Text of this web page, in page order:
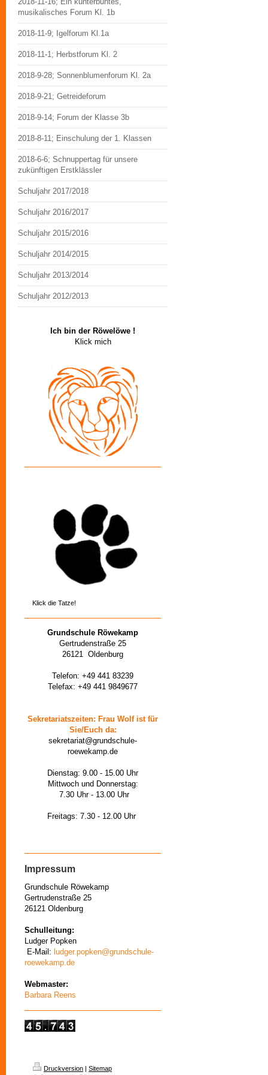
musikalisches Forum Kl. 1b
2018-11-9; Igelforum Kl.1a
2018-11-1; Herbstforum Kl. 2
2018-9-28; Sonnenblumenforum Kl. 2a
2018-9-21; Getreideforum
2018-9-14; Forum der Klasse 3b
2018-8-11; Einschulung der 1. Klassen
2018-6-6; Schnuppertag für unsere
zukünftigen Erstklässler
Schuljahr 2017/2018
Schuljahr 2016/2017
Schuljahr 2015/2016
Schuljahr 2014/2015
Schuljahr 2013/2014
Schuljahr 2012/2013
Ich bin der Röwelöwe !
Klick mich
Klick die Tatze!
Grundschule Röwekamp
Gertrudenstraße 25
26121 Oldenburg
Telefon: +49 441 83239
Telefax: +49 441 9849677
Sekretariatszeiten: Frau Wolf ist für
Sie/Euch da:
sekretariat@grundschule-
roewekamp.de
Dienstag: 9.00 - 15.00 Uhr
Mittwoch und Donnerstag:
7.30 Uhr - 13.00 Uhr
Freitags: 7.30 - 12.00 Uhr
Impressum
Grundschule Röwekamp
Gertrudenstraße 25
26121 Oldenburg
Schulleitung:
Ludger Popken
E-Mail: ludger.popken@grundschule-
roewekamp.de
Webmaster:
Barbara Reens
Druckversion | Sitemap